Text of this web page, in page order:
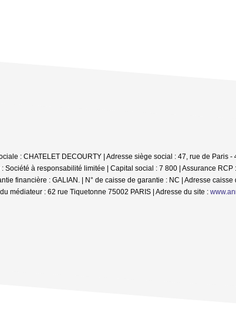
: CHATELET DECOURTY | Adresse siège social : 47, rue de Paris
à responsabilité limitée | Capital social : 7 800 | Assurance RCP :
financière : GALIAN. | N° de caisse de garantie : NC | Adresse
médiateur : 62 rue Tiquetonne 75002 PARIS | Adresse du site :